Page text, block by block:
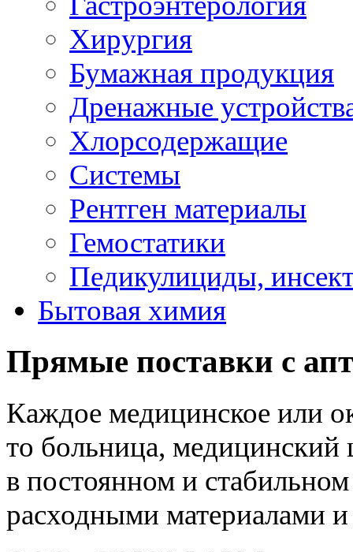
Хирургия
Бумажная продукция
Дренажные
Хлорсодержащие
Системы
Рентген материалы
Гемостатики
Педикулициды,
Бытовая химия
Прямые поставки с
Каждое медицинское или
то больница,
в постоянном и
расходными материалами